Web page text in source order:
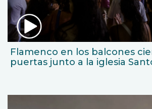
Flamenco en los balcones
puertas junto a la iglesia